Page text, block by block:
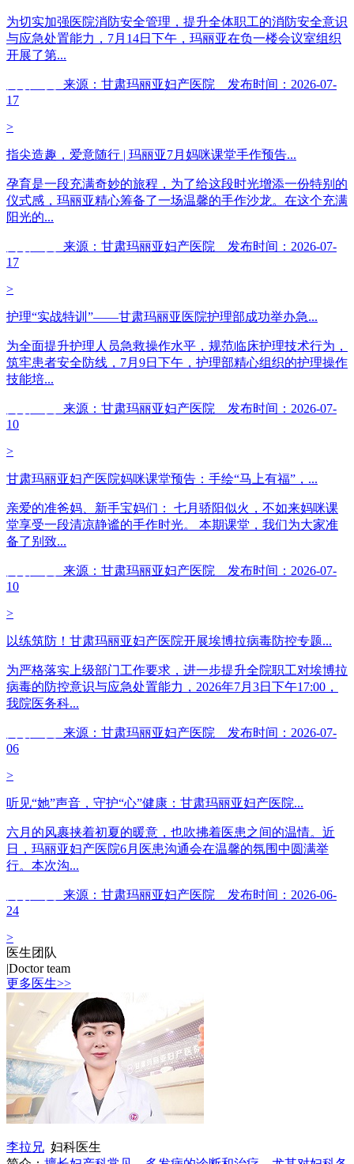
为切实加强医院消防安全管理，提升全体职工的消防安全意识
与应急处置能力，7月14日下午，玛丽亚在负一楼会议室组织
开展了第...
来源：甘肃玛丽亚妇产医院 发布时间：2026-07-
17
>
指尖造趣，爱意随行 | 玛丽亚7月妈咪课堂手作预告...
孕育是一段充满奇妙的旅程，为了给这段时光增添一份特别的
仪式感，玛丽亚精心筹备了一场温馨的手作沙龙。在这个充满
阳光的...
来源：甘肃玛丽亚妇产医院 发布时间：2026-07-
17
>
护理“实战特训”——甘肃玛丽亚医院护理部成功举办急...
为全面提升护理人员急救操作水平，规范临床护理技术行为，
筑牢患者安全防线，7月9日下午，护理部精心组织的护理操作
技能培...
来源：甘肃玛丽亚妇产医院 发布时间：2026-07-
10
>
甘肃玛丽亚妇产医院妈咪课堂预告：手绘“马上有福”，...
亲爱的准爸妈、新手宝妈们： 七月骄阳似火，不如来妈咪课
堂享受一段清凉静谧的手作时光。 本期课堂，我们为大家准
备了别致...
来源：甘肃玛丽亚妇产医院 发布时间：2026-07-
10
>
以练筑防！甘肃玛丽亚妇产医院开展埃博拉病毒防控专题...
为严格落实上级部门工作要求，进一步提升全院职工对埃博拉
病毒的防控意识与应急处置能力，2026年7月3日下午17:00，
我院医务科...
来源：甘肃玛丽亚妇产医院 发布时间：2026-07-
06
>
听见“她”声音，守护“心”健康：甘肃玛丽亚妇产医院...
六月的风裹挟着初夏的暖意，也吹拂着医患之间的温情。近
日，玛丽亚妇产医院6月医患沟通会在温馨的氛围中圆满举
行。本次沟...
来源：甘肃玛丽亚妇产医院 发布时间：2026-06-
24
>
医生团队
|Doctor team
更多医生>>
李拉兄 妇科医生